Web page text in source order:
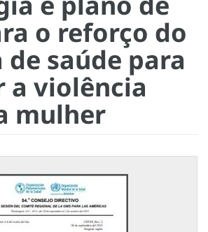
o reforço do
saúde para
a violência
mulher